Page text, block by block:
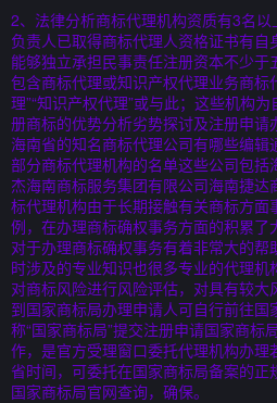
2、法律分析商标代理机构资质有3名
负责人已取得商标代理人资格证书有自
能够独立承担民事责任注册资本不少
包含商标代理或知识产权代理业务商标
理”“知识产权代理”或与此；这些机构
册商标的优势分析劣势探讨及注册申
海南省的知名商标代理公司有哪些编
部分商标代理机构的名单这些公司包
杰海南商标服务集团有限公司海南捷
标代理机构由于长期接触有关商标方
例，在办理商标确权事务方面的积累了
对于办理商标确权事务有着非常大的
时涉及的专业知识也很多专业的代理机
对商标风险进行风险评估，对具有较
到国家商标局办理申请人可自行前往
称“国家商标局”提交注册申请国家商标
作，是官方受理窗口委托代理机构办
省时间，可委托在国家商标局备案的正
国家商标局官网查询，确保。